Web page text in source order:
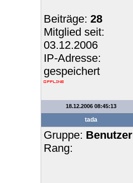
Beiträge: 28
Mitglied seit:
03.12.2006
IP-Adresse:
gespeichert
18.12.2006 08:45:13
tada
Gruppe: Benutzer
Rang: